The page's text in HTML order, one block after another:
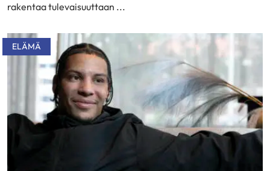
rakentaa tulevaisuuttaan ...
ELÄMÄ